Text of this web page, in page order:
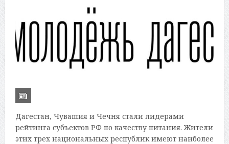
Дагестан, Чувашия и Чечня стали лидерами
рейтинга субъектов РФ по качеству питания. Жители
этих трех национальных республик имеют наиболее